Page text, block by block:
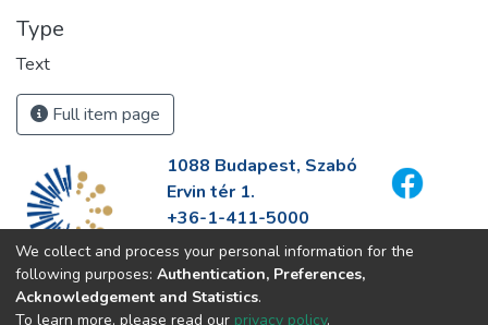
Type
Text
Full item page
1088 Budapest, Szabó
Ervin tér 1.
+36-1-411-5000
info@fszek.hu
https://fszek.hu
We collect and process your personal information for the
following purposes: Authentication, Preferences,
Acknowledgement and Statistics.
To learn more, please read our privacy policy.